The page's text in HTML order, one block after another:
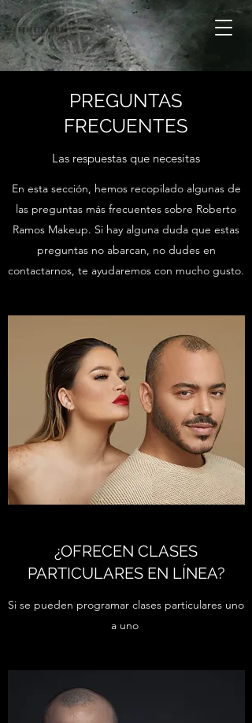
PREGUNTAS
FRECUENTES
Las respuestas que necesitas
En esta sección, hemos recopilado algunas de
las preguntas más frecuentes sobre Roberto
Ramos Makeup. Si hay alguna duda que estas
preguntas no abarcan, no dudes en
contactarnos, te ayudaremos con mucho gusto.
¿OFRECEN CLASES
PARTICULARES EN LÍNEA?
Si se pueden programar clases particulares uno
a uno